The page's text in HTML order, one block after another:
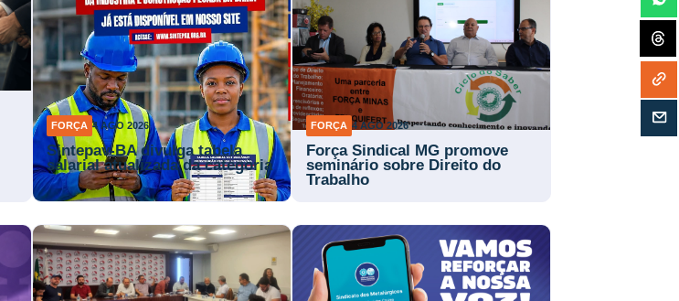
FORÇA 4 AGO 2026
Sintepav-BA divulga tabela
salarial atualizada da categoria
FORÇA 4 AGO 2026
Força Sindical MG promove
seminário sobre Direito do
Trabalho